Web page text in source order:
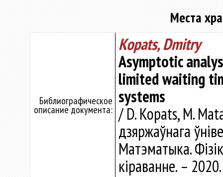
Места
Библиографическое
описание документа:
Kopats, Dmitry
Asymptotic
limited waiting
systems
/ D. Kopats, M.
дзяржаўнага
Матэматыка.
кіраванне. –